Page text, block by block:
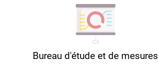
Bureau d'étude et de mesures